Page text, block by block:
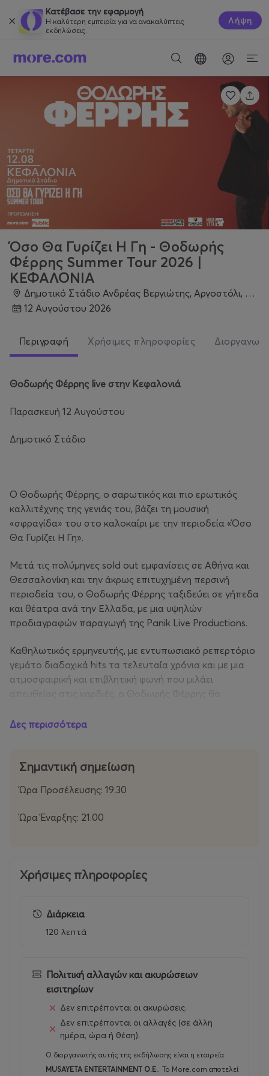
Κατέβασε την εφαρμογή
Η καλύτερη εμπειρία για να ανακαλύπτεις
εκδηλώσεις.
Λήψη
Όσο Θα Γυρίζει Η Γη - Θοδωρής
Φέρρης Summer Tour 2026 |
ΚΕΦΑΛΟΝΙΑ
Δημοτικό Στάδιο Ανδρέας Βεργιώτης, Αργοστόλι, Αργοστόλι
12 Αυγούστου 2026
Περιγραφή Χρήσιμες πληροφορίες
Θοδωρής Φέρρης live στην Κεφαλονιά
Παρασκευή 12 Αυγούστου
Δημοτικό Στάδιο
Ο Θοδωρής Φέρρης, o σαρωτικός και πιο ερωτικός
καλλιτέχνης της γενιάς του, βάζει τη μουσική
«σφραγίδα» του στο καλοκαίρι με την περιοδεία «Όσο
Θα Γυρίζει Η Γη».
Μετά τις πολύμηνες sold out εμφανίσεις σε Αθήνα και
Θεσσαλονίκη και την άκρως επιτυχημένη περσινή
περιοδεία του, ο Θοδωρής Φέρρης ταξιδεύει σε γήπεδα
και θέατρα ανά την Ελλαδα, με μια υψηλών
προδιαγραφών παραγωγή της Panik Live Productions.
Καθηλωτικός ερμηνευτής, με εντυπωσιακό ρεπερτόριο
γεμάτο διαδοχικά hits τα τελευταία χρόνια και με μια
ατμοσφαιρική και επιβλητική φωνή που μιλάει
Δες περισσότερα
Σημαντική σημείωση
Ώρα Προσέλευσης: 19.30
Ώρα Έναρξης: 21.00
Χρήσιμες πληροφορίες
Διάρκεια
120 λεπτά
Πολιτική αλλαγών και ακυρώσεων
εισιτηρίων
Δεν επιτρέπονται οι ακυρώσεις.
Δεν επιτρέπονται οι αλλαγές (σε άλλη
ημέρα, ώρα ή θέση).
Ο διοργανωτής αυτής της εκδήλωσης είναι η εταιρεία
MUSAYETA ENTERTAINMENT O.E. Το More.com αποτελεί